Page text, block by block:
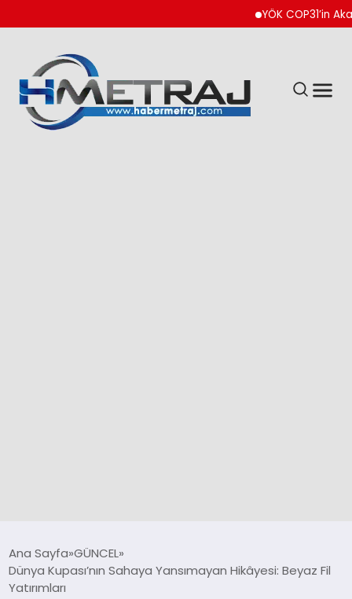
YÖK COP31’in
SPOR
Ana Sayfa GÜNCEL
Dünya Kupası’nın Sahaya Yansımayan Hikâyesi: Beyaz Fil
Yatırımları